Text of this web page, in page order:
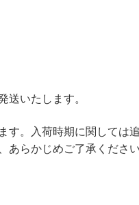
いたします。
す。入荷時期に関しては
らかじめご了承ください